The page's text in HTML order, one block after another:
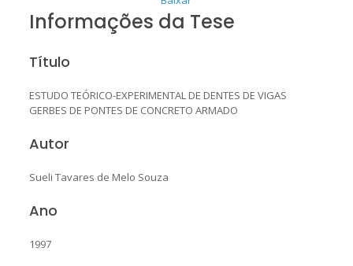
Informações da Tese
Título
ESTUDO TEÓRICO-EXPERIMENTAL DE DENTES DE VIGAS
GERBES DE PONTES DE CONCRETO ARMADO
Autor
Sueli Tavares de Melo Souza
Ano
1997